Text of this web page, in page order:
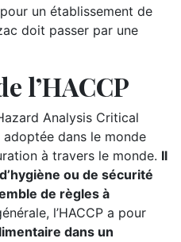
un établissement de
doit passer par une
l’HACCP
Analysis Critical
adoptée dans le monde
à travers le monde. Il
ou de sécurité
de règles à
l’HACCP a pour
dans un